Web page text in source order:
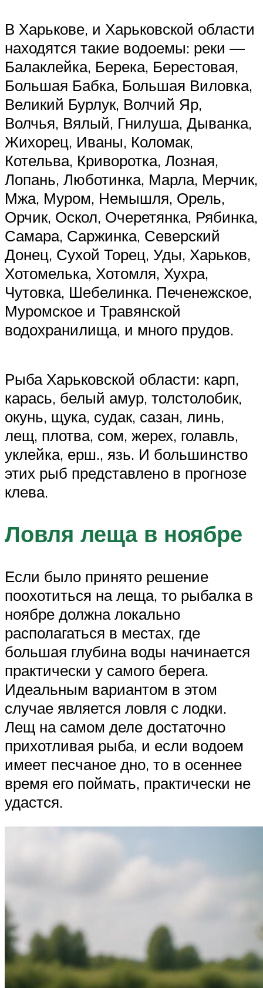
В Харькове, и Харьковской области
находятся такие водоемы: реки —
Балаклейка, Берека, Берестовая,
Большая Бабка, Большая Виловка,
Великий Бурлук, Волчий Яр,
Волчья, Вялый, Гнилуша, Дыванка,
Жихорец, Иваны, Коломак,
Котельва, Криворотка, Лозная,
Лопань, Люботинка, Марла, Мерчик,
Мжа, Муром, Немышля, Орель,
Орчик, Оскол, Очеретянка, Рябинка,
Самара, Саржинка, Северский
Донец, Сухой Торец, Уды, Харьков,
Хотомелька, Хотомля, Хухра,
Чутовка, Шебелинка. Печенежское,
Муромское и Травянской
водохранилища, и много прудов.
Рыба Харьковской области: карп,
карась, белый амур, толстолобик,
окунь, щука, судак, сазан, линь,
лещ, плотва, сом, жерех, голавль,
уклейка, ерш., язь. И большинство
этих рыб представлено в прогнозе
клева.
Ловля леща в ноябре
Если было принято решение
поохотиться на леща, то рыбалка в
ноябре должна локально
располагаться в местах, где
большая глубина воды начинается
практически у самого берега.
Идеальным вариантом в этом
случае является ловля с лодки.
Лещ на самом деле достаточно
прихотливая рыба, и если водоем
имеет песчаное дно, то в осеннее
время его поймать, практически не
удастся.